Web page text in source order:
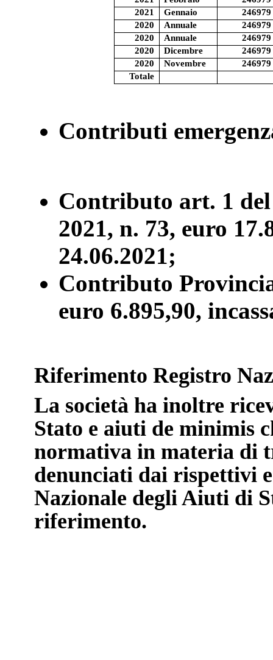
2021
Gennaio
246979
2020
Annuale
246979
2020
Annuale
246979
2020
Dicembre
246979
2020
Novembre
246979
Totale
Contributi
Contributo art. 1 del
2021, n. 73, euro
24.06.2021;
Contributo
euro 6.895,90,
Riferimento Registro
La società ha inoltre
Stato e aiuti de minimis
normativa in materia di
denunciati dai rispettivi
Nazionale degli Aiuti di
riferimento.